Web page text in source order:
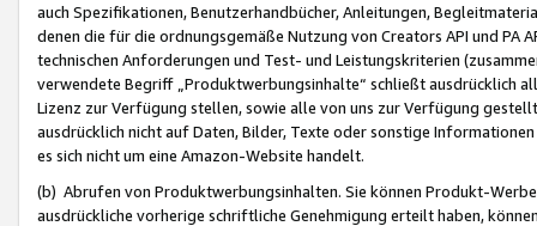
auch Spezifikationen, Benutzerhandbücher, Anleitungen,
denen die für die ordnungsgemäße Nutzung von Creators API und PA
technischen Anforderungen und Test- und Leistungskriterien
verwendete Begriff „Produktwerbungsinhalte“ schließt ausdrücklich
Lizenz zur Verfügung stellen, sowie alle von uns zur Verfügung
ausdrücklich nicht auf Daten, Bilder, Texte oder sonstige
es sich nicht um eine Amazon-Website handelt.
(b) Abrufen von Produktwerbungsinhalten. Sie können Produkt-
ausdrückliche vorherige schriftliche Genehmigung erteilt haben,